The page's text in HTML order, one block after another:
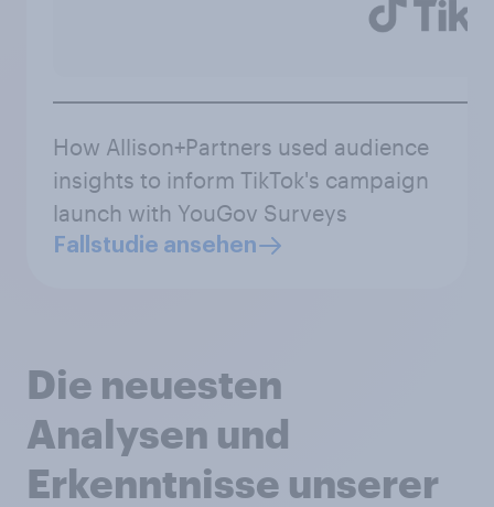
How Allison+Partners used audience
insights to inform TikTok's campaign
launch with YouGov Surveys
Fallstudie ansehen
Die neuesten
Analysen und
Erkenntnisse unserer